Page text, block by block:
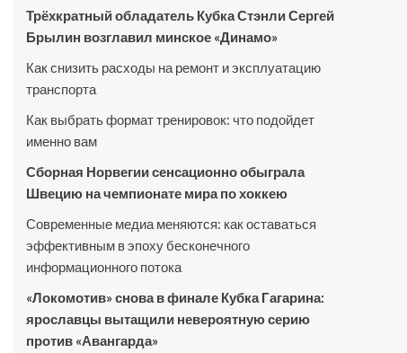
Трёхкратный обладатель Кубка Стэнли Сергей
Брылин возглавил минское «Динамо»
Как снизить расходы на ремонт и эксплуатацию
транспорта
Как выбрать формат тренировок: что подойдет
именно вам
Сборная Норвегии сенсационно обыграла
Швецию на чемпионате мира по хоккею
Современные медиа меняются: как оставаться
эффективным в эпоху бесконечного
информационного потока
«Локомотив» снова в финале Кубка Гагарина:
ярославцы вытащили невероятную серию
против «Авангарда»